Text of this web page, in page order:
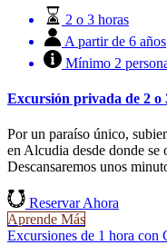
2 o 3 horas
A partir de 6 años
Mínimo 2
Excursión privada de 2 o
Por un paraíso único,
en Alcudia desde donde se
Descansaremos unos
Reservar Ahora
Aprende Más
Excursiones de 1 hora con